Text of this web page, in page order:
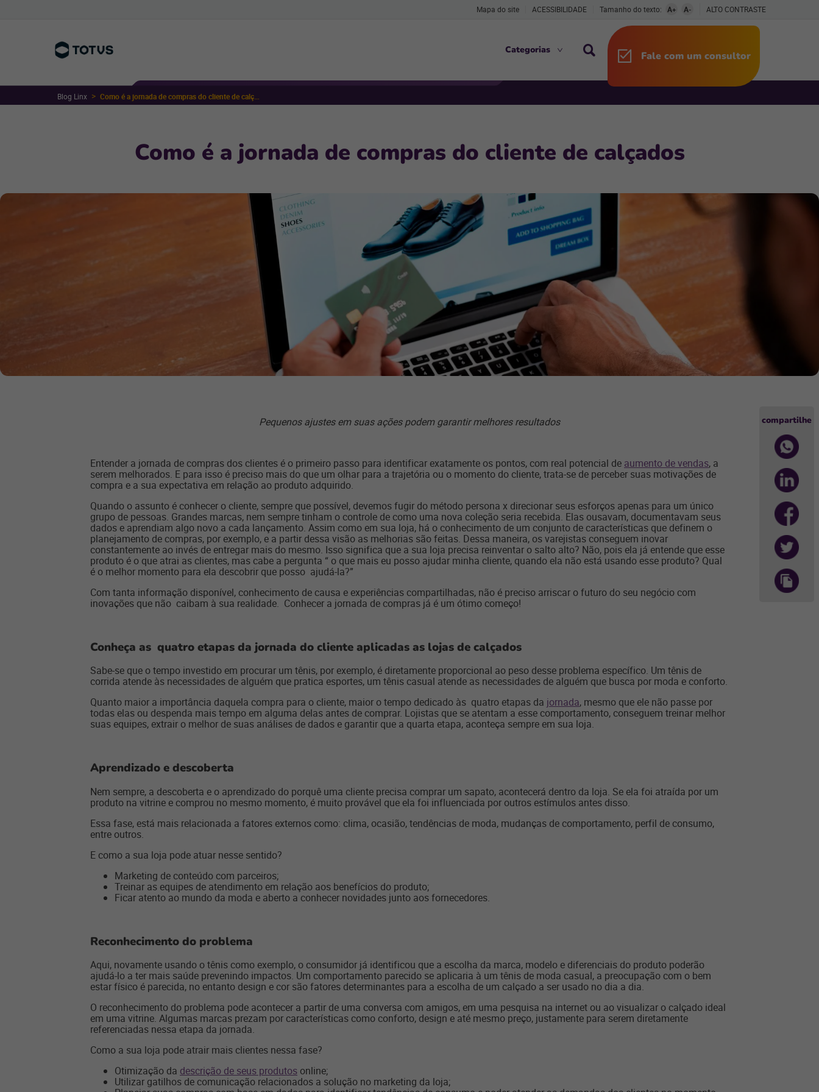
Mapa do site ACESSIBILIDADE Tamanho do texto: A+ A- ALTO CONTRASTE
Categorias Fale com um consultor
Blog Linx
Como é a jornada de compras do cliente de calçados
Pequenos ajustes em suas ações podem garantir melhores resultados
Entender a jornada de compras dos clientes é o primeiro passo para identificar exatamente os pontos, com real potencial de aumento de vendas, a
serem melhorados. E para isso é preciso mais do que um olhar para a trajetória ou o momento do cliente, trata-se de perceber suas motivações de
compra e a sua expectativa em relação ao produto adquirido.
Quando o assunto é conhecer o cliente, sempre que possível, devemos fugir do método persona x direcionar seus esforços apenas para um único
grupo de pessoas. Grandes marcas, nem sempre tinham o controle de como uma nova coleção seria recebida. Elas ousavam, documentavam seus
dados e aprendiam algo novo a cada lançamento. Assim como em sua loja, há o conhecimento de um conjunto de características que definem o
planejamento de compras, por exemplo, e a partir dessa visão as melhorias são feitas. Dessa maneira, os varejistas conseguem inovar
constantemente ao invés de entregar mais do mesmo. Isso significa que a sua loja precisa reinventar o salto alto? Não, pois ela já entende que esse
produto é o que atrai as clientes, mas cabe a pergunta “ o que mais eu posso ajudar minha cliente, quando ela não está usando esse produto? Qual
é o melhor momento para ela descobrir que posso ajudá-la?”
Com tanta informação disponível, conhecimento de causa e experiências compartilhadas, não é preciso arriscar o futuro do seu negócio com
inovações que não caibam à sua realidade. Conhecer a jornada de compras já é um ótimo começo!
Conheça as quatro etapas da jornada do cliente aplicadas as lojas de calçados
Sabe-se que o tempo investido em procurar um tênis, por exemplo, é diretamente proporcional ao peso desse problema específico. Um tênis de
corrida atende às necessidades de alguém que pratica esportes, um tênis casual atende as necessidades de alguém que busca por moda e conforto.
Quanto maior a importância daquela compra para o cliente, maior o tempo dedicado às quatro etapas da jornada, mesmo que ele não passe por
todas elas ou despenda mais tempo em alguma delas antes de comprar. Lojistas que se atentam a esse comportamento, conseguem treinar melhor
suas equipes, extrair o melhor de suas análises de dados e garantir que a quarta etapa, aconteça sempre em sua loja.
Aprendizado e descoberta
Nem sempre, a descoberta e o aprendizado do porquê uma cliente precisa comprar um sapato, acontecerá dentro da loja. Se ela foi atraída por um
produto na vitrine e comprou no mesmo momento, é muito provável que ela foi influenciada por outros estímulos antes disso.
Essa fase, está mais relacionada a fatores externos como: clima, ocasião, tendências de moda, mudanças de comportamento, perfil de consumo,
entre outros.
E como a sua loja pode atuar nesse sentido?
Marketing de conteúdo com parceiros;
Treinar as equipes de atendimento em relação aos benefícios do produto;
Ficar atento ao mundo da moda e aberto a conhecer novidades junto aos fornecedores.
Reconhecimento do problema
Aqui, novamente usando o tênis como exemplo, o consumidor já identificou que a escolha da marca, modelo e diferenciais do produto poderão
ajudá-lo a ter mais saúde prevenindo impactos. Um comportamento parecido se aplicaria à um tênis de moda casual, a preocupação com o bem
estar físico é parecida, no entanto design e cor são fatores determinantes para a escolha de um calçado a ser usado no dia a dia.
O reconhecimento do problema pode acontecer a partir de uma conversa com amigos, em uma pesquisa na internet ou ao visualizar o calçado ideal
em uma vitrine. Algumas marcas prezam por características como conforto, design e até mesmo preço, justamente para serem diretamente
referenciadas nessa etapa da jornada.
Como a sua loja pode atrair mais clientes nessa fase?
Otimização da descrição de seus produtos online;
Utilizar gatilhos de comunicação relacionados a solução no marketing da loja;
compartilhe